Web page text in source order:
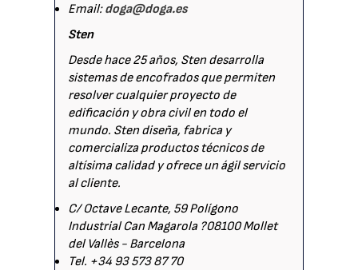
Email:doga@doga.es
Sten
Desde hace 25 años, Sten desarrolla
sistemas de encofrados que permiten
resolver cualquier proyecto de
edificación y obra civil en todo el
mundo. Sten diseña, fabrica y
comercializa productos técnicos de
altísima calidad y ofrece un ágil servicio
al cliente.
C/ Octave Lecante, 59 Polígono
Industrial Can Magarola ?08100 Mollet
del Vallès - Barcelona
Tel. +34 93 573 87 70